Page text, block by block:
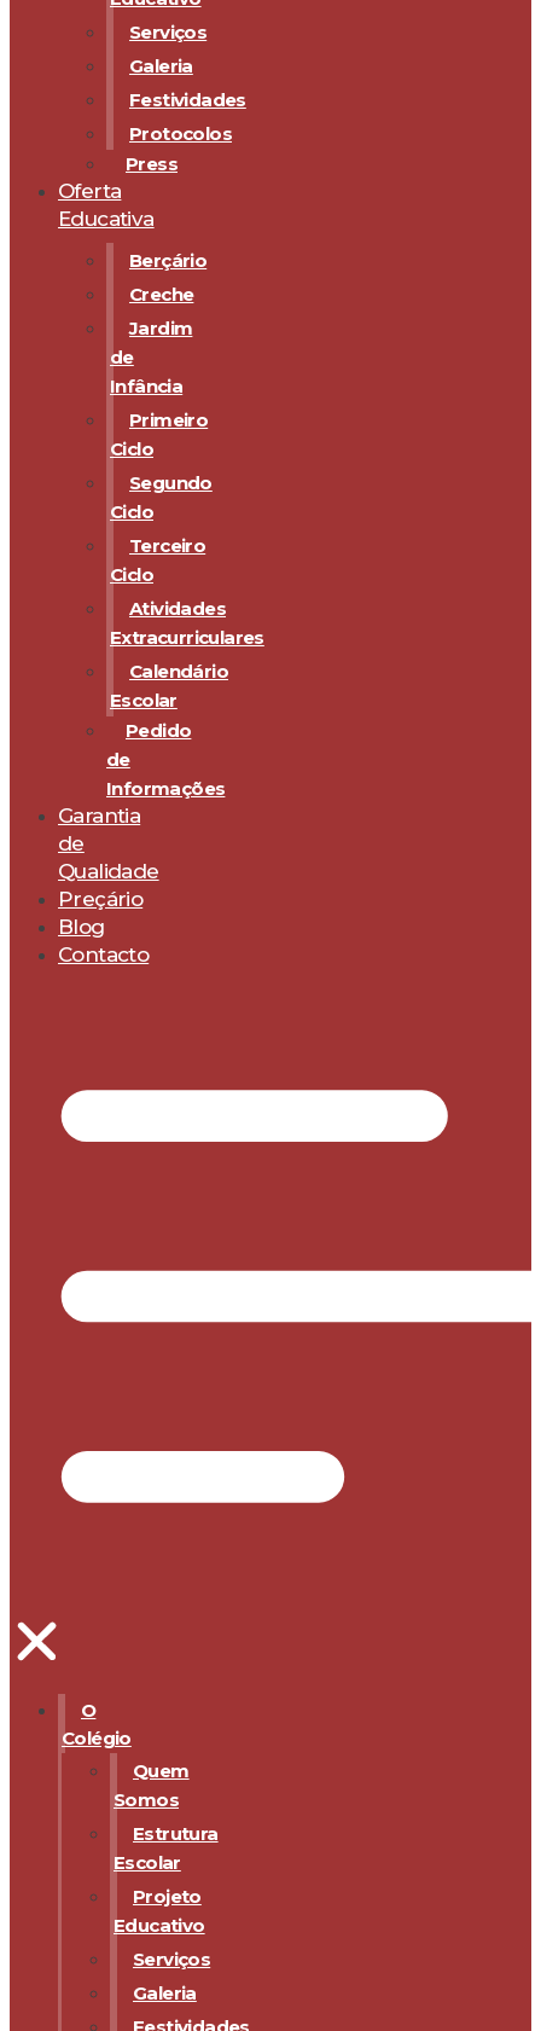
Serviços
Galeria
Festividades
Protocolos
Press
Oferta
Educativa
Berçário
Creche
Jardim
de
Infância
Primeiro
Ciclo
Segundo
Ciclo
Terceiro
Ciclo
Atividades
Extracurriculares
Calendário
Escolar
Pedido
de
Informações
Garantia
de
Qualidade
Preçário
Blog
Contacto
O
Colégio
Quem
Somos
Estrutura
Escolar
Projeto
Educativo
Serviços
Galeria